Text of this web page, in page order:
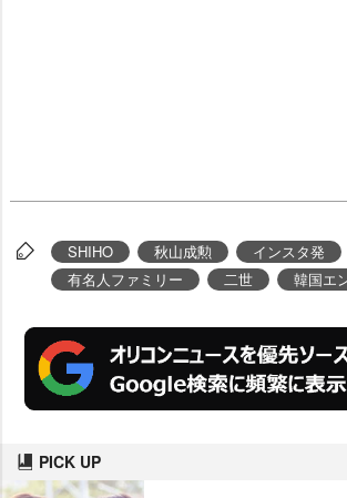
SHIHO 秋山成勲 インスタ発
有名人ファミリー
二世 韓国エ
PICK UP